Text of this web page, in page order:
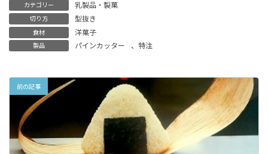
カテゴリー 乳製品・製菓
切り方 型抜き
食材 洋菓子
製品 パインカッター 、 特注
前の記事